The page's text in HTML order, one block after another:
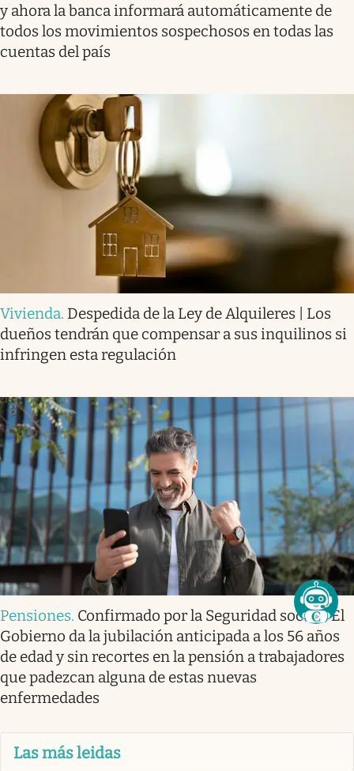
y ahora la banca informará automáticamente de
todos los movimientos sospechosos en todas las
cuentas del país
Vivienda. Despedida de la Ley de Alquileres | Los
dueños tendrán que compensar a sus inquilinos si
infringen esta regulación
Pensiones. Confirmado por la Seguridad social | El
Gobierno da la jubilación anticipada a los 56 años
de edad y sin recortes en la pensión a trabajadores
que padezcan alguna de estas nuevas
enfermedades
Las más leidas